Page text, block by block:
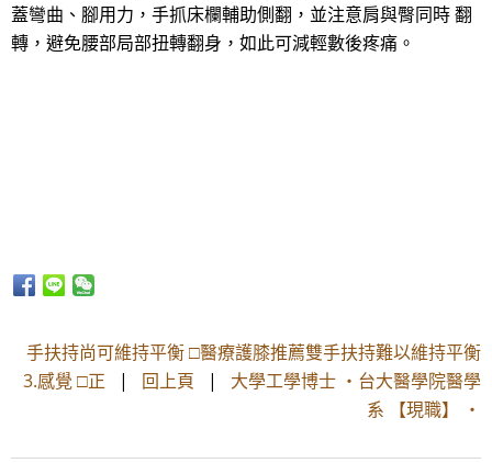
蓋彎曲、腳用力，手抓床欄輔助側翻，並注意肩與臀同時 翻
轉，避免腰部局部扭轉翻身，如此可減輕數後疼痛。
手扶持尚可維持平衡 □醫療護膝推薦雙手扶持難以維持平衡
3.感覺 □正 | 回上頁 | 大學工學博士 ・台大醫學院醫學
系 【現職】 ・